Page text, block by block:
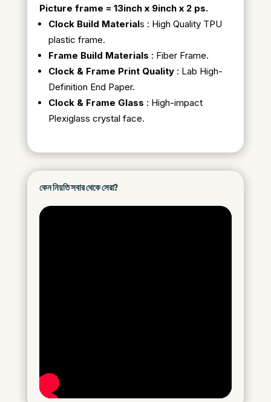
Picture frame = 13inch x 9inch x 2 ps.
Clock Build Materials : High Quality TPU
plastic frame.
Frame Build Materials : Fiber Frame.
Clock & Frame Print Quality: Lab High-
Definition End Paper.
Clock & Frame Glass : High-impact
Plexiglass crystal face.
কেন নিয়তি সবার থেকে সেরা?